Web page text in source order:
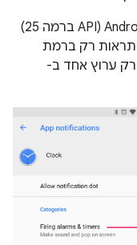
במכשירים שמותקנת בהם גרסת Android 7.1‏ (API ברמה 25)
רק ברמת
ערוץ אחד ב-